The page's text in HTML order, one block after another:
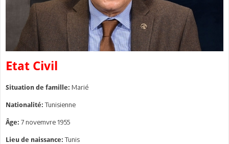
Etat Civil
Situation de famille: Marié
Nationalité: Tunisienne
Âge: 7 novemvre 1955
Lieu de naissance: Tunis